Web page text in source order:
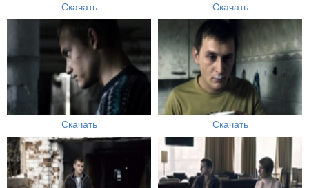
Скачать Скачать
Скачать Скачать